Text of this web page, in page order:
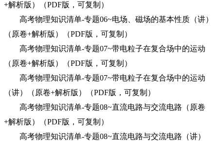
+解析版）（PDF版，可复制）
高考物理知识清单-专题06~电场、磁场的基本性质（讲）
（原卷+解析版）（PDF版，可复制）
高考物理知识清单-专题07~带电粒子在复合场中的运动
（原卷+解析版）（PDF版，可复制）
高考物理知识清单-专题07~带电粒子在复合场中的运动
（讲）（原卷+解析版）（PDF版，可复制）
高考物理知识清单-专题08~直流电路与交流电路（原卷
+解析版）（PDF版，可复制）
高考物理知识清单-专题08~直流电路与交流电路（讲）